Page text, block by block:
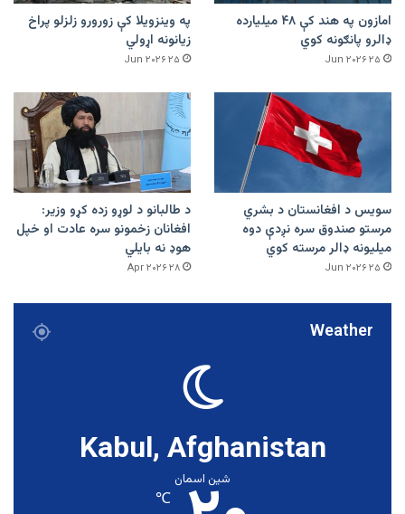
امازون په هند کې ۴۸ میلیارده
ډالرو پانګونه کوي
۲۵ Jun ۲۰۲۶
په وینزویلا کې زورورو زلزلو پراخ
زیانونه اړولي
۲۵ Jun ۲۰۲۶
سویس د افغانستان د بشري
مرستو صندوق سره نږدې دوه
میلیونه ډالر مرسته کوي
۲۵ Jun ۲۰۲۶
د طالبانو د لوړو زده کړو وزیر:
افغانان زخمونو سره عادت او خپل
هوډ نه بایلي
۲۸ Apr ۲۰۲۶
Weather
Kabul, Afghanistan
شین اسمان
℃